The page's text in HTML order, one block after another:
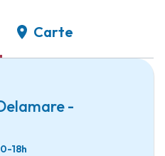
Carte
-
18h